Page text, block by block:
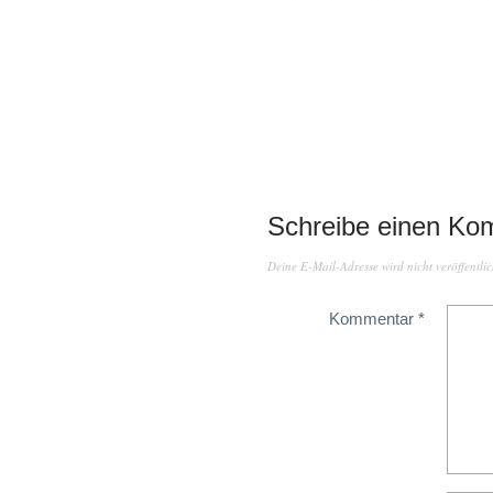
Schreibe einen
Deine E-Mail-Adresse wird nicht
Kommentar*